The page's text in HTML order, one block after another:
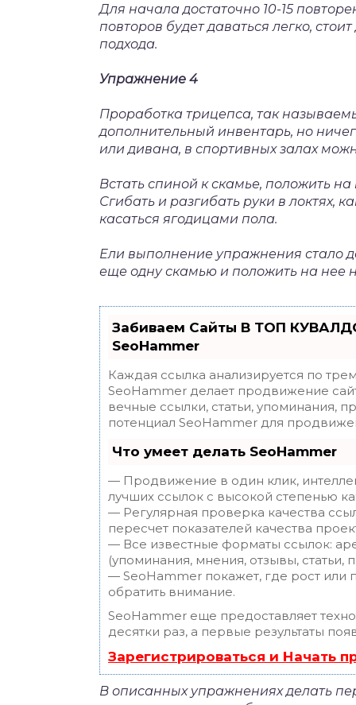
Для начала достаточно 10-15
повторов будет даваться легко,
подхода.
Упражнение 4
Проработка трицепса, так
дополнительный инвентарь, но
или дивана, в спортивных залах
Встать спиной к скамье, положить
Сгибать и разгибать руки в локтях,
касаться ягодицами пола.
Ели выполнение упражнения стало
еще одну скамью и положить на нее
Забиваем Сайты В ТОП
SeoHammer
Каждая ссылка анализируется по
SeoHammer делает продвижение
вечные ссылки, статьи, упоминания,
потенциал SeoHammer для
Что умеет делать SeoHammer
— Продвижение в один клик,
лучших ссылок с высокой степенью
— Регулярная проверка качества
пересчет показателей качества
— Все известные форматы ссылок:
(упоминания, мнения, отзывы, статьи,
— SeoHammer покажет, где рост или
обратить внимание.
SeoHammer еще предоставляет
десятки раз, а первые результаты
Зарегистрироваться и Начать
В описанных упражнениях делать